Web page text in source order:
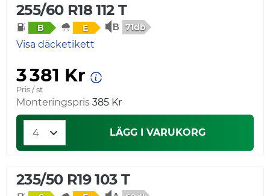
255/60 R18 112 T
B E 71db
Visa däcketikett
3 381 Kr
Pris / st
Monteringspris 385 Kr
LÄGG I VARUKORG
235/50 R19 103 T